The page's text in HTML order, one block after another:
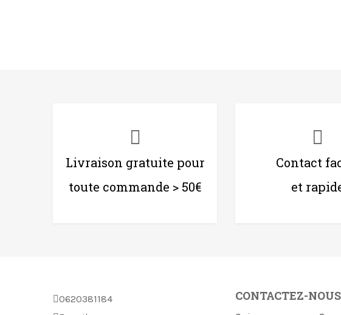
Livraison gratuite pour
toute commande > 50€
Contact
et
0620381184
CONTACTEZ-NOUS